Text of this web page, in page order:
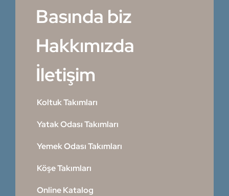
Basında biz
Hakkımızda
İletişim
Koltuk Takımları
Yatak Odası Takımları
Yemek Odası Takımları
Köşe Takımları
Online Katalog